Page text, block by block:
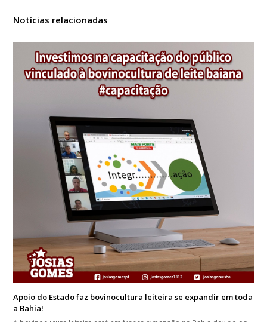
Notícias relacionadas
Apoio do Estado faz bovinocultura leiteira se expandir em toda
a Bahia!